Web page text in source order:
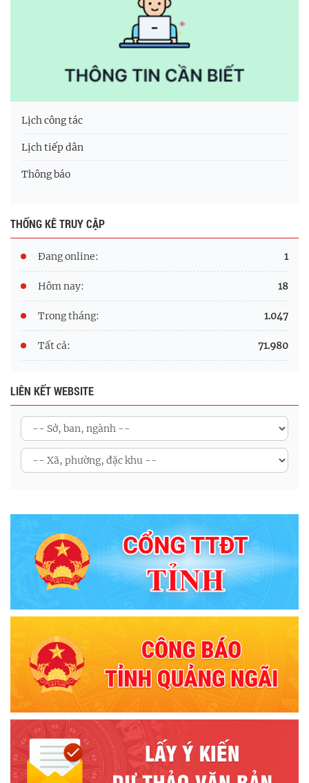
Lịch công tác
Lịch tiếp dân
Thông báo
THỐNG KÊ TRUY CẬP
Đang online: 1
Hôm nay: 18
Trong tháng: 1.047
Tất cả: 71.980
LIÊN KẾT WEBSITE